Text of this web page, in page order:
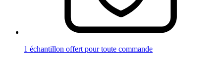
1 échantillon offert pour toute commande